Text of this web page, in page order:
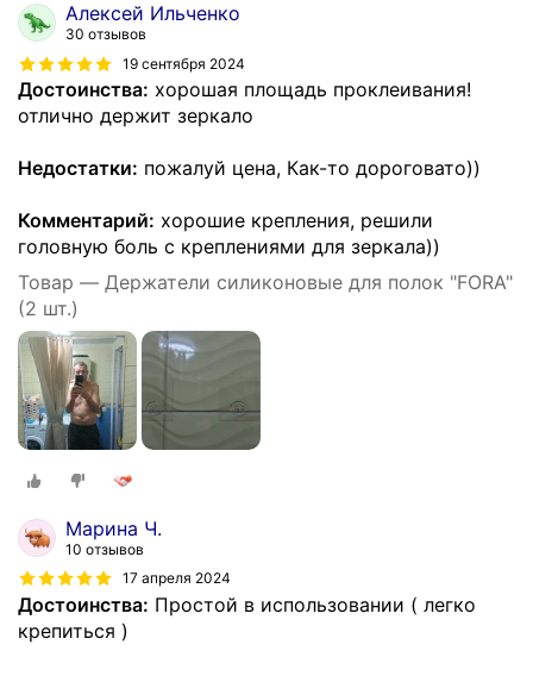
Алексей Ильченко
30 отзывов
19 сентября 2024
Достоинства: хорошая площадь проклеивания!
отлично держит зеркало
Недостатки: пожалуй цена, Как-то дороговато))
Комментарий: хорошие крепления, решили
головную боль с креплениями для зеркала))
Товар — Держатели силиконовые для полок "FORA"
(2 шт.)
Марина Ч.
10 отзывов
17 апреля 2024
Достоинства: Простой в использовании ( легко
крепиться )